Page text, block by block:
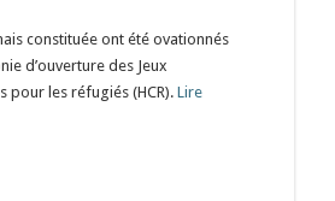
constituée ont été ovationnés
d’ouverture des Jeux
pour les réfugiés (HCR). Lire